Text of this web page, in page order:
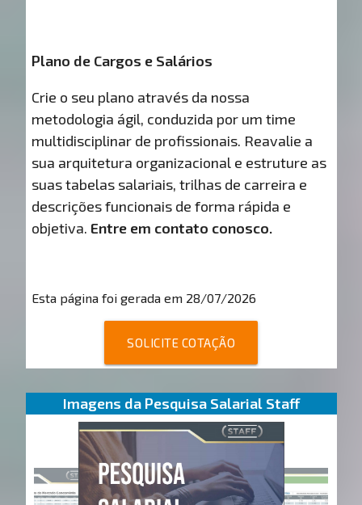
Plano de Cargos e Salários
Crie o seu plano através da nossa
metodologia ágil, conduzida por um time
multidisciplinar de profissionais. Reavalie a
sua arquitetura organizacional e estruture as
suas tabelas salariais, trilhas de carreira e
descrições funcionais de forma rápida e
objetiva. Entre em contato conosco.
Esta página foi gerada em 28/07/2026
SOLICITE COTAÇÃO
Imagens da Pesquisa Salarial Staff